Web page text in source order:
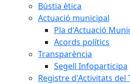
Bústia ètica
Actuació municipal
Pla d'Actuació
Acords polítics
Transparència
Segell Infoparticipa
Registre d'Activitats del